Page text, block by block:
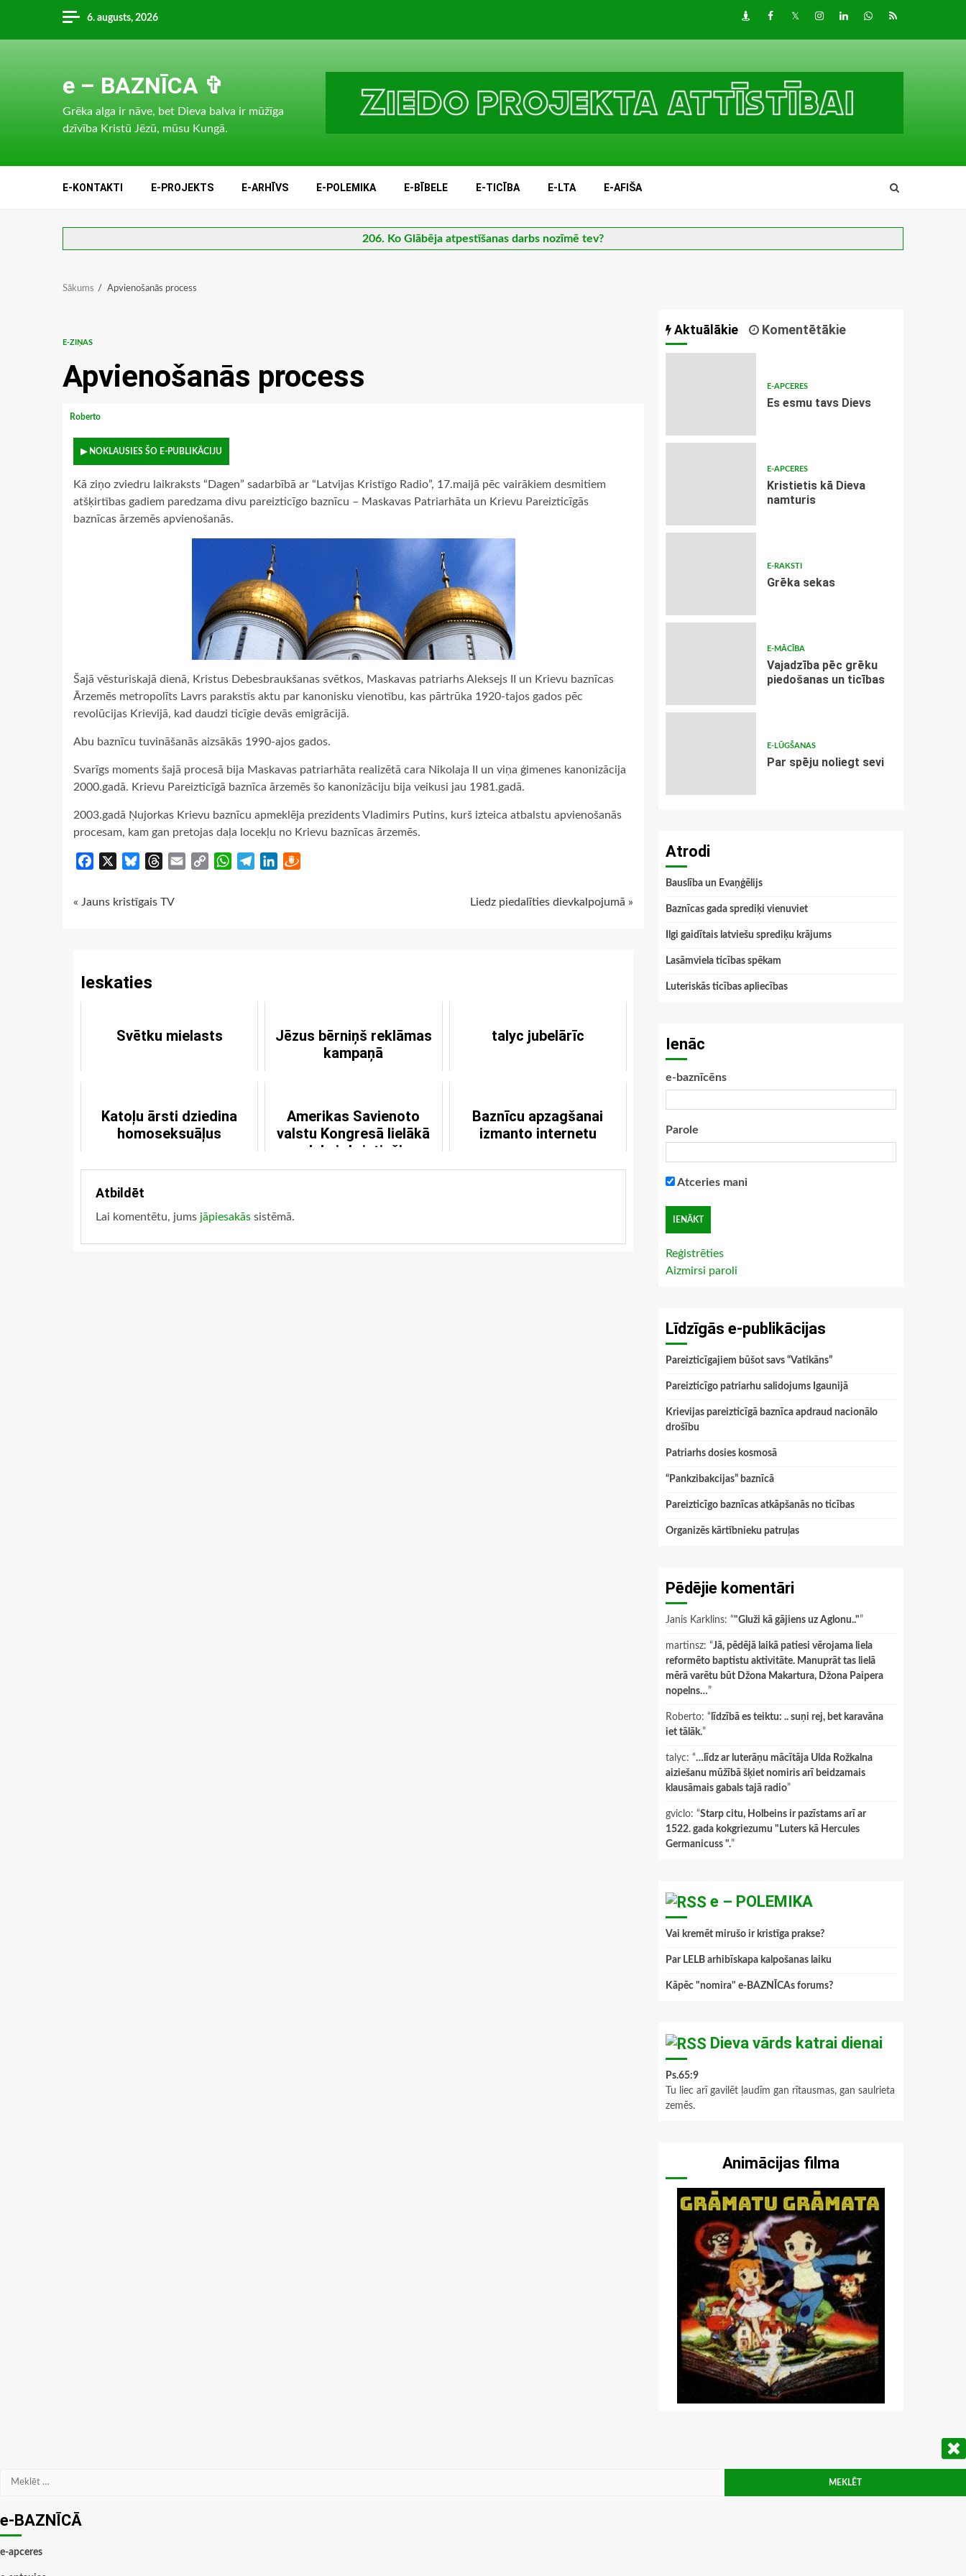
content
6. augusts, 2026 DraugiemFacebook
TwitterInstagram
LinkedInwhatsapp
RSS
e – BAZNĪCA ✞
Grēka alga ir nāve, bet Dieva balva ir mūžīga
dzīvība Kristū Jēzū, mūsu Kungā.
E-KONTAKTI E-PROJEKTS E-ARHĪVS E-POLEMIKA E-BĪBELE E-TICĪBA E-LTA E-AFIŠA
206. Ko Glābēja atpestīšanas darbs nozīmē tev?
Sākums Apvienošanās process
E-ZIŅAS
Apvienošanās process
Roberto
▶ NOKLAUSIES ŠO E-PUBLIKĀCIJU
Kā ziņo zviedru laikraksts “Dagen” sadarbībā ar “Latvijas Kristīgo Radio”, 17.maijā pēc vairākiem desmitiem
atšķirtības gadiem paredzama divu pareizticīgo baznīcu – Maskavas Patriarhāta un Krievu Pareizticīgās
baznīcas ārzemēs apvienošanās.
Šajā vēsturiskajā dienā, Kristus Debesbraukšanas svētkos, Maskavas patriarhs Aleksejs II un Krievu baznīcas
Ārzemēs metropolīts Lavrs parakstīs aktu par kanonisku vienotību, kas pārtrūka 1920-tajos gados pēc
revolūcijas Krievijā, kad daudzi ticīgie devās emigrācijā.
Abu baznīcu tuvināšanās aizsākās 1990-ajos gados.
Svarīgs moments šajā procesā bija Maskavas patriarhāta realizētā cara Nikolaja II un viņa ģimenes kanonizācija
2000.gadā. Krievu Pareizticīgā baznīca ārzemēs šo kanonizāciju bija veikusi jau 1981.gadā.
2003.gadā Ņujorkas Krievu baznīcu apmeklēja prezidents Vladimirs Putins, kurš izteica atbalstu apvienošanās
procesam, kam gan pretojas daļa locekļu no Krievu baznīcas ārzemēs.
Facebook BlueskyThreads
Email
Copy
WhatsApp
TelegramLinkedIn
Continue
« Jauns kristīgais TV Liedz piedalīties dievkalpojumā »
Ieskaties
Svētku mielasts
Jēzus bērniņš reklāmas
kampaņā
talyc jubelārīc
Katoļu ārsti dziedina
homoseksuāļus
Amerikas Savienoto
valstu Kongresā lielākā
daļa ir kristieši
Baznīcu apzagšanai
izmanto internetu
Atbildēt
Lai komentētu, jums jāpiesakās sistēmā.
Aktuālākie Komentētākie
E-APCERES
Es esmu tavs Dievs
E-APCERES
Kristietis kā Dieva
namturis
E-RAKSTI
Grēka sekas
E-MĀCĪBA
Vajadzība pēc grēku
piedošanas un ticības
E-LŪGŠANAS
Par spēju noliegt sevi
Atrodi
Bauslība un Evaņģēlijs
Baznīcas gada sprediķi vienuviet
Ilgi gaidītais latviešu sprediķu krājums
Lasāmviela ticības spēkam
Luteriskās ticības apliecības
Ienāc
e-baznīcēns
Parole
Atceries mani
Reģistrēties
Aizmirsi paroli
Līdzīgās e-publikācijas
Pareizticīgajiem būšot savs “Vatikāns”
Pareizticīgo patriarhu salidojums Igaunijā
Krievijas pareizticīgā baznīca apdraud nacionālo
drošību
Patriarhs dosies kosmosā
“Pankzibakcijas” baznīcā
Pareizticīgo baznīcas atkāpšanās no ticības
Organizēs kārtībnieku patruļas
Pēdējie komentāri
Janis Karklins: “"Gluži kā gājiens uz Aglonu.."”
martinsz: “Jā, pēdējā laikā patiesi vērojama liela
reformēto baptistu aktivitāte. Manuprāt tas lielā
mērā varētu būt Džona Makartura, Džona Paipera
nopelns…”
Roberto: “ līdzībā es teiktu: .. suņi rej, bet karavāna
iet tālāk.”
talyc: “…līdz ar luterāņu mācītāja Ulda Rožkalna
aiziešanu mūžībā šķiet nomiris arī beidzamais
klausāmais gabals tajā radio”
gviclo: “Starp citu, Holbeins ir pazīstams arī ar
1522. gada kokgriezumu "Luters kā Hercules
Germanicuss ".”
e – POLEMIKA
Vai kremēt mirušo ir kristīga prakse?
Par LELB arhibīskapa kalpošanas laiku
Kāpēc "nomira" e-BAZNĪCAs forums?
Dieva vārds katrai dienai
Ps.65:9
Tu liec arī gavilēt ļaudīm gan rītausmas, gan saulrieta
zemēs.
Animācijas filma
Meklēt:
e-BAZNĪCĀ
e-apceres